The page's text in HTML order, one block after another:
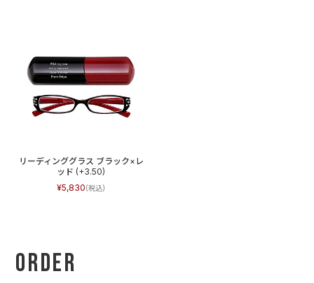
リーディンググラス ブラック×レ
ッド (+3.50)
5,830
Order